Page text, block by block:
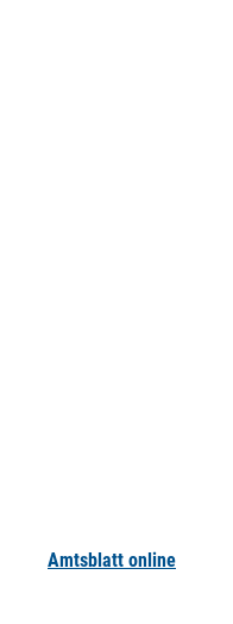
Amtsblatt online